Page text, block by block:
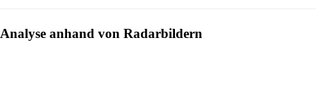
Analyse anhand von Radarbildern